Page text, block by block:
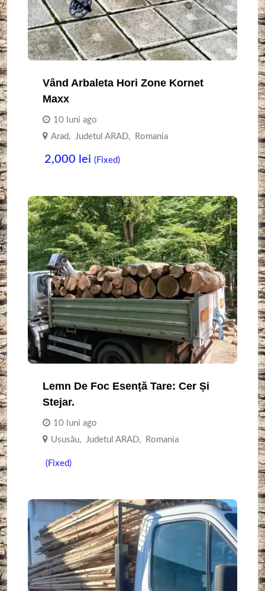
Vând Arbaleta Hori Zone Kornet
Maxx
10 luni ago
Arad, Judetul ARAD, Romania
2,000 lei (Fixed)
Lemn De Foc Esență Tare: Cer Și
Stejar.
10 luni ago
Ususău, Judetul ARAD, Romania
(Fixed)